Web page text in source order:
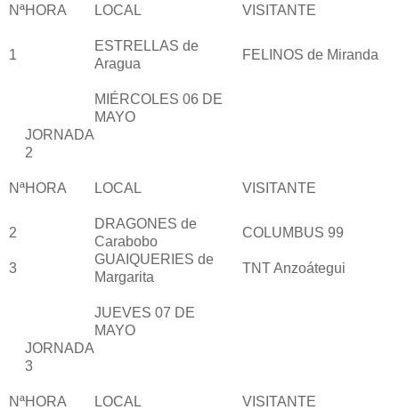
NªHORA LOCAL VISITANTE
1
ESTRELLAS de
Aragua
FELINOS de Miranda
MIÉRCOLES 06 DE
MAYO
JORNADA
2
NªHORA LOCAL VISITANTE
2
DRAGONES de
Carabobo
COLUMBUS 99
3
GUAIQUERIES de
Margarita
TNT Anzoátegui
JUEVES 07 DE
MAYO
JORNADA
3
NªHORA LOCAL VISITANTE